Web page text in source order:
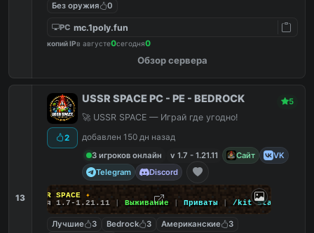
Без оружия
0
PC mc.1poly.fun
копий IPв августе0сегодня0
Обзор сервера
13
2
USSR SPACE PC - PE - BEDROCK 5
🚀 USSR SPACE — Играй где угодно!
добавлен 150 дн назад
3 игроков онлайн
v 1.7 - 1.21.11 Сайт
VK
Telegram
Discord
✦ USSR SPACE
✦
Версия 1.7-1.21.11
Выживание | Приваты | /kit start
Лучшие 3 Bedrock 3 Американские
3